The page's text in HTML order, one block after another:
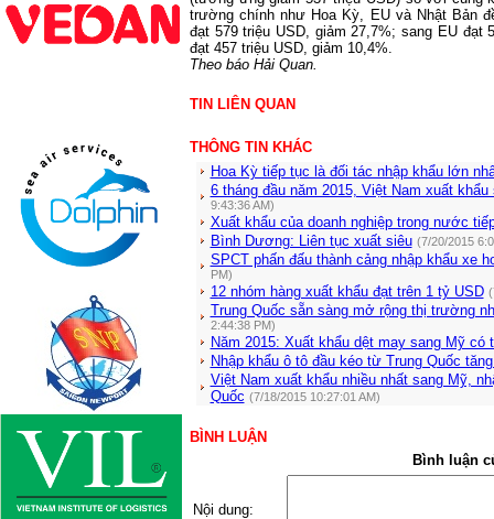
trường chính như Hoa Kỳ, EU và Nhật Bản
đạt 579 triệu USD, giảm 27,7%; sang EU đạt
đạt 457 triệu USD, giảm 10,4%.
Theo báo Hải Quan.
TIN LIÊN QUAN
THÔNG TIN KHÁC
Hoa Kỳ tiếp tục là đối tác nhập khẩu lớn
6 tháng đầu năm 2015, Việt Nam xuất
9:43:36 AM)
Xuất khẩu của doanh nghiệp trong nước
Bình Dương: Liên tục xuất siêu (7/20/2015
SPCT phấn đấu thành cảng nhập khẩu xe
PM)
12 nhóm hàng xuất khẩu đạt trên 1 tỷ USD
Trung Quốc sẵn sàng mở rộng thị trường
2:44:38 PM)
Năm 2015: Xuất khẩu dệt may sang Mỹ có
Nhập khẩu ô tô đầu kéo từ Trung Quốc
Việt Nam xuất khẩu nhiều nhất sang Mỹ,
Quốc (7/18/2015 10:27:01 AM)
BÌNH LUẬN
Bình luận
Nội dung: